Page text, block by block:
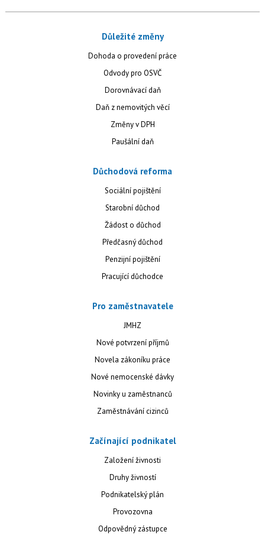
Důležité změny
Dohoda o provedení práce
Odvody pro OSVČ
Dorovnávací daň
Daň z nemovitých věcí
Změny v DPH
Paušální daň
Důchodová reforma
Sociální pojištění
Starobní důchod
Žádost o důchod
Předčasný důchod
Penzijní pojištění
Pracující důchodce
Pro zaměstnavatele
JMHZ
Nové potvrzení příjmů
Novela zákoníku práce
Nové nemocenské dávky
Novinky u zaměstnanců
Zaměstnávání cizinců
Začínající podnikatel
Založení živnosti
Druhy živností
Podnikatelský plán
Provozovna
Odpovědný zástupce